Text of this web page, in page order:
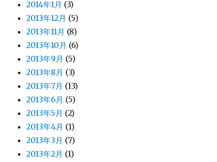
2014年1月 (3)
2013年12月 (5)
2013年11月 (8)
2013年10月 (6)
2013年9月 (5)
2013年8月 (3)
2013年7月 (13)
2013年6月 (5)
2013年5月 (2)
2013年4月 (1)
2013年3月 (7)
2013年2月 (1)